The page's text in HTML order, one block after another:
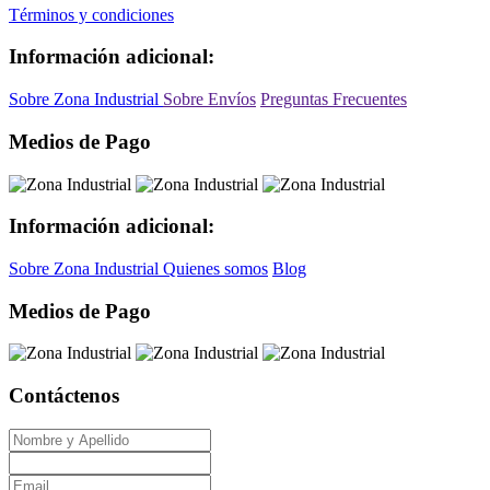
Términos y condiciones
Información adicional:
Sobre Zona Industrial Sobre Envíos Preguntas Frecuentes
Medios de Pago
Información adicional:
Sobre Zona Industrial Quienes somos Blog
Medios de Pago
Contáctenos